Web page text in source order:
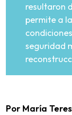
resultaron
permite a
seguridad
Por María